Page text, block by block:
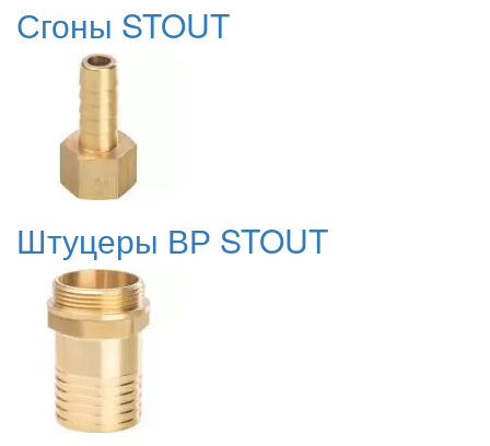
Сгоны STOUT
Штуцеры ВР STOUT